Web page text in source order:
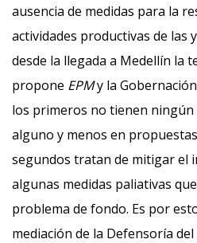
ausencia de medidas para la
actividades productivas de las
desde la llegada a Medellín la
propone EPMy la
los primeros no tienen
alguno y menos en
segundos tratan de mitigar el
algunas medidas paliativas
problema de fondo. Es por
mediación de la Defensoría